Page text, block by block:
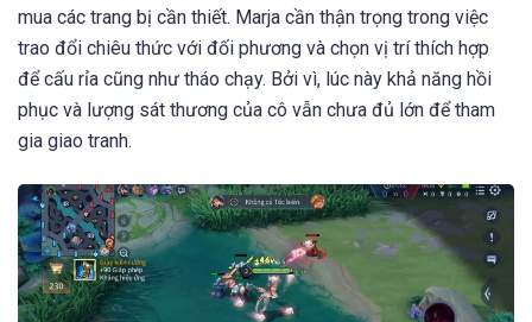
mua các trang bị cần thiết. Marja cần thận trọng trong việc
trao đổi chiêu thức với đối phương và chọn vị trí thích hợp
để cấu rỉa cũng như tháo chạy. Bởi vì, lúc này khả năng hồi
phục và lượng sát thương của cô vẫn chưa đủ lớn để tham
gia giao tranh.